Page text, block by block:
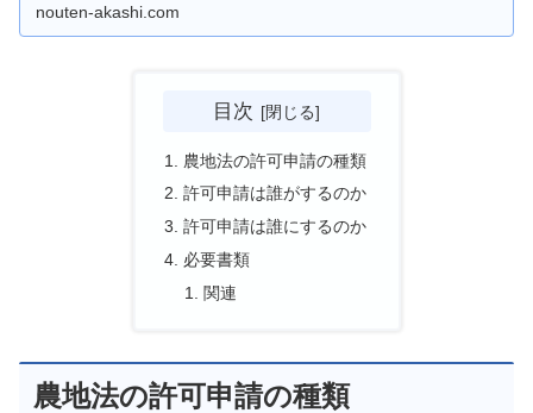
nouten-akashi.com
目次
農地法の許可申請の種類
許可申請は誰がするのか
許可申請は誰にするのか
必要書類
関連
農地法の許可申請の種類